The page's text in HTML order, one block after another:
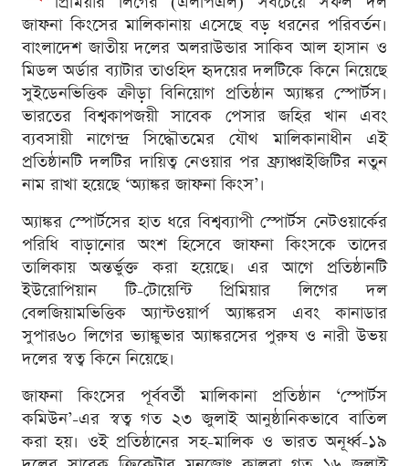
জাফনা কিংসের মালিকানায় এসেছে বড় ধরনের পরিবর্তন।
বাংলাদেশ জাতীয় দলের অলরাউন্ডার সাকিব আল হাসান ও
মিডল অর্ডার ব্যাটার তাওহিদ হৃদয়ের দলটিকে কিনে নিয়েছে
সুইডেনভিত্তিক ক্রীড়া বিনিয়োগ প্রতিষ্ঠান অ্যাঙ্কর স্পোর্টস।
ভারতের বিশ্বকাপজয়ী সাবেক পেসার জহির খান এবং
ব্যবসায়ী নাগেন্দ্র সিদ্ধৌতমের যৌথ মালিকানাধীন এই
প্রতিষ্ঠানটি দলটির দায়িত্ব নেওয়ার পর ফ্র্যাঞ্চাইজিটির নতুন
নাম রাখা হয়েছে ‘অ্যাঙ্কর জাফনা কিংস’।
অ্যাঙ্কর স্পোর্টসের হাত ধরে বিশ্বব্যাপী স্পোর্টস নেটওয়ার্কের
পরিধি বাড়ানোর অংশ হিসেবে জাফনা কিংসকে তাদের
তালিকায় অন্তর্ভুক্ত করা হয়েছে। এর আগে প্রতিষ্ঠানটি
ইউরোপিয়ান টি-টোয়েন্টি প্রিমিয়ার লিগের দল
বেলজিয়ামভিত্তিক অ্যান্টওয়ার্প অ্যাঙ্করস এবং কানাডার
সুপার৬০ লিগের ভ্যাঙ্কুভার অ্যাঙ্করসের পুরুষ ও নারী উভয়
দলের স্বত্ব কিনে নিয়েছে।
জাফনা কিংসের পূর্ববর্তী মালিকানা প্রতিষ্ঠান ‘স্পোর্টস
কমিউন’-এর স্বত্ব গত ২৩ জুলাই আনুষ্ঠানিকভাবে বাতিল
করা হয়। ওই প্রতিষ্ঠানের সহ-মালিক ও ভারত অনূর্ধ্ব-১৯